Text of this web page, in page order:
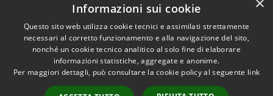
Dichiarazione di accessibilità
Accessibilità
Copyright © 2026 • Comune di
Vestignè • Powered by
Informazioni sui cookie
Questo sito web utilizza cookie tecnici e assimilati strettamente
necessari al corretto funzionamento e alla navigazione del sito,
nonché un cookie tecnico analitico al solo fine di elaborare
informazioni statistiche, aggregate e anonime.
Per maggiori dettagli, può consultare la cookie policy al seguente link